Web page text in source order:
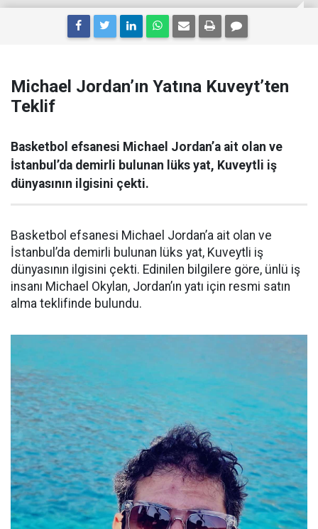
Michael Jordan’ın Yatına Kuveyt’ten
Teklif
Basketbol efsanesi Michael Jordan’a ait olan ve
İstanbul’da demirli bulunan lüks yat, Kuveytli iş
dünyasının ilgisini çekti.
Basketbol efsanesi Michael Jordan’a ait olan ve
İstanbul’da demirli bulunan lüks yat, Kuveytli iş
dünyasının ilgisini çekti. Edinilen bilgilere göre, ünlü iş
insanı Michael Okylan, Jordan’ın yatı için resmi satın
alma teklifinde bulundu.